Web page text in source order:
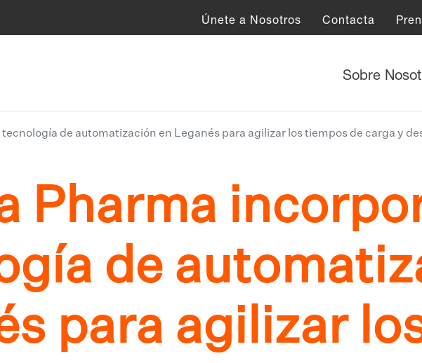
Únete a Nosotros Contacta
Sobre
de automatización en Leganés para agilizar los tiempos de carga y
Pharma
de
para agilizar